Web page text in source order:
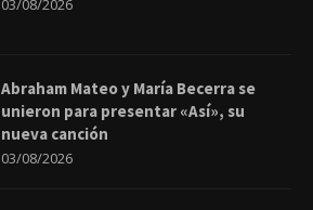
Abraham Mateo y María Becerra se
unieron para presentar «Así», su
nueva canción
03/08/2026